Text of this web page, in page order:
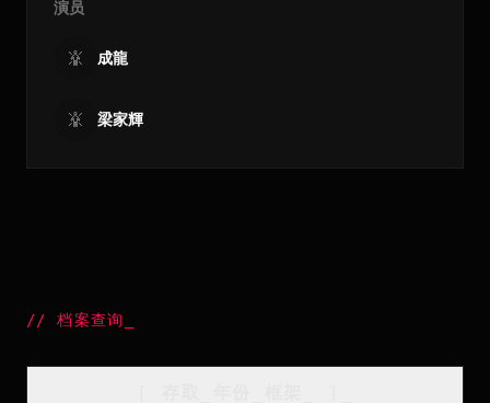
演员
成龍
梁家輝
//档案查询